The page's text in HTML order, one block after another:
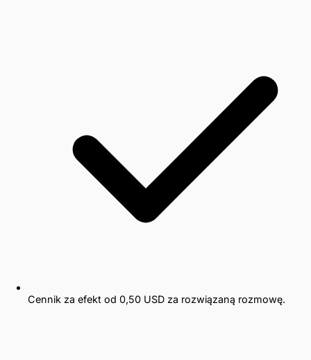
Cennik za efekt od 0,50 USD za rozwiązaną rozmowę.